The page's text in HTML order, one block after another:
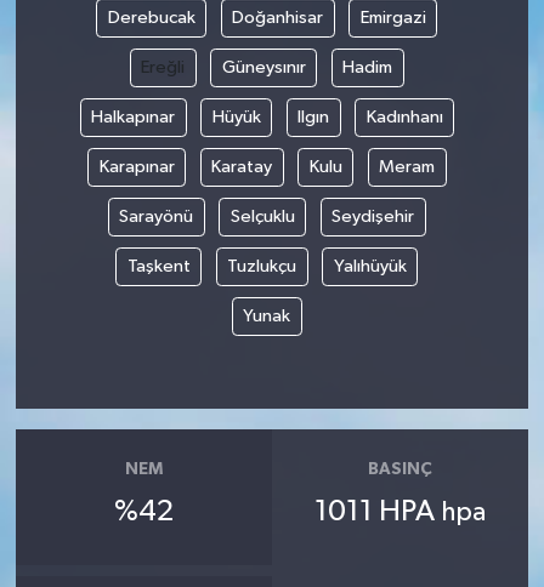
Derebucak Doğanhisar Emirgazi
Ereğli Güneysınır Hadim
Halkapınar Hüyük Ilgın Kadınhanı
Karapınar Karatay Kulu Meram
Sarayönü Selçuklu Seydişehir
Taşkent Tuzlukçu Yalıhüyük
Yunak
NEM
%42
BASINÇ
1011 HPA hpa